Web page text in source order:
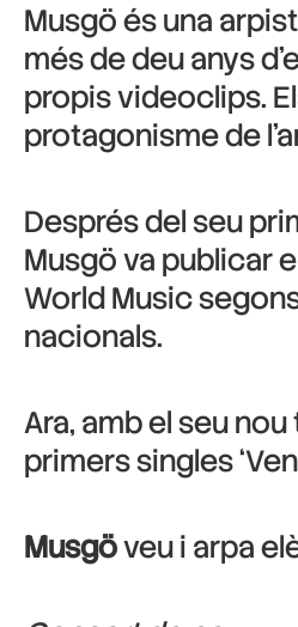
Musgö és una
més de deu anys
propis videoclips.
protagonisme de
Després del seu
Musgö va publicar
World Music
nacionals.
Ara, amb el seu nou
primers singles
Musgöveu i arpa